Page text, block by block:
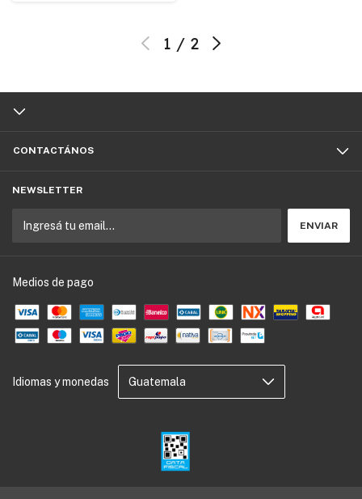
1 / 2
CONTACTÁNOS
NEWSLETTER
Medios de pago
Idiomas y monedas